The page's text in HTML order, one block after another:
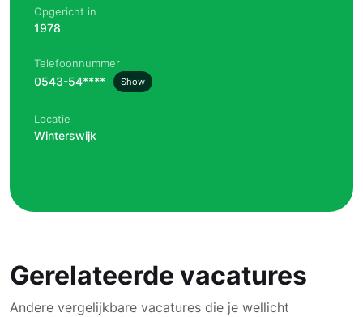
Opgericht in
1978
Telefoonnummer
0543-54**** Show
Locatie
Winterswijk
Gerelateerde vacatures
Andere vergelijkbare vacatures die je wellicht